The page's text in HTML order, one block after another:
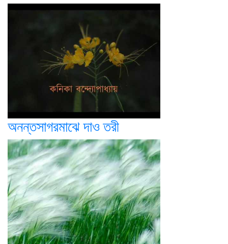
অনন্তসাগরমাঝে দাও তরী